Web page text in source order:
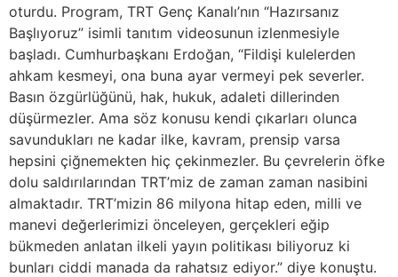
oturdu. Program, TRT Genç Kanalı’nın “Hazırsanız
Başlıyoruz” isimli tanıtım videosunun izlenmesiyle
başladı. Cumhurbaşkanı Erdoğan, “Fildişi kulelerden
ahkam kesmeyi, ona buna ayar vermeyi pek severler.
Basın özgürlüğünü, hak, hukuk, adaleti dillerinden
düşürmezler. Ama söz konusu kendi çıkarları olunca
savundukları ne kadar ilke, kavram, prensip varsa
hepsini çiğnemekten hiç çekinmezler. Bu çevrelerin öfke
dolu saldırılarından TRT’miz de zaman zaman nasibini
almaktadır. TRT’mizin 86 milyona hitap eden, milli ve
manevi değerlerimizi önceleyen, gerçekleri eğip
bükmeden anlatan ilkeli yayın politikası biliyoruz ki
bunları ciddi manada da rahatsız ediyor.” diye konuştu.